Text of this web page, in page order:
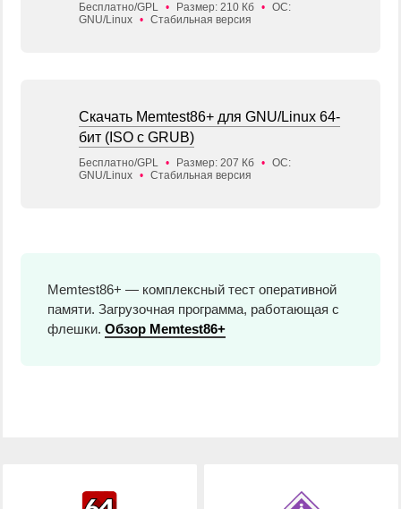
Бесплатно/GPL • Размер: 210 Кб • ОС:
GNU/Linux • Стабильная версия
Скачать Memtest86+ для GNU/Linux 64-
бит (ISO с GRUB)
Бесплатно/GPL • Размер: 207 Кб • ОС:
GNU/Linux • Стабильная версия
Memtest86+ — комплексный тест оперативной
памяти. Загрузочная программа, работающая с
флешки. Обзор Memtest86+